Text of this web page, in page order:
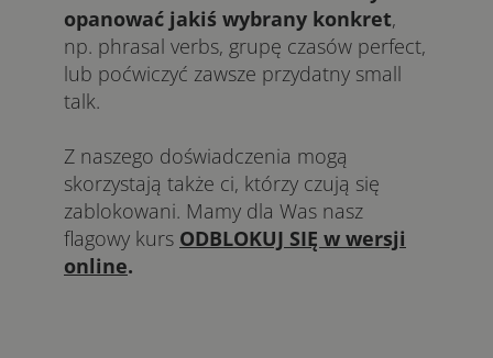
opanować jakiś wybrany konkret,
np. phrasal verbs, grupę czasów perfect,
lub poćwiczyć zawsze przydatny small
talk.
Z naszego doświadczenia mogą
skorzystają także ci, którzy czują się
zablokowani. Mamy dla Was nasz
flagowy kurs ODBLOKUJ SIĘ w wersji
online.